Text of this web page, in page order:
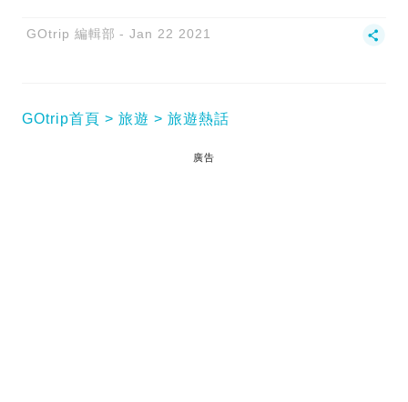
GOtrip 編輯部 Jan 22 2021
GOtrip首頁 旅遊 旅遊熱話
廣告